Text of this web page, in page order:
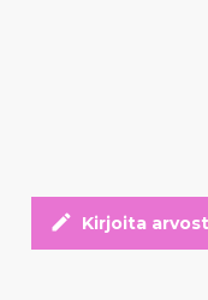
edit Kirjoita